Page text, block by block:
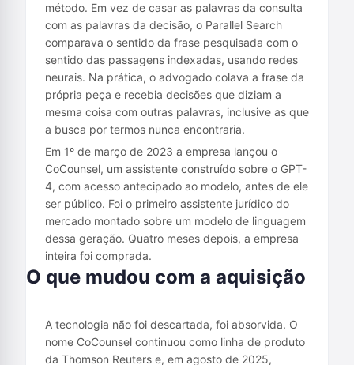
método. Em vez de casar as palavras da consulta
com as palavras da decisão, o Parallel Search
comparava o sentido da frase pesquisada com o
sentido das passagens indexadas, usando redes
neurais. Na prática, o advogado colava a frase da
própria peça e recebia decisões que diziam a
mesma coisa com outras palavras, inclusive as que
a busca por termos nunca encontraria.
Em 1º de março de 2023 a empresa lançou o
CoCounsel, um assistente construído sobre o GPT-
4, com acesso antecipado ao modelo, antes de ele
ser público. Foi o primeiro assistente jurídico do
mercado montado sobre um modelo de linguagem
dessa geração. Quatro meses depois, a empresa
inteira foi comprada.
O que mudou com a aquisição
A tecnologia não foi descartada, foi absorvida. O
nome CoCounsel continuou como linha de produto
da Thomson Reuters e, em agosto de 2025,